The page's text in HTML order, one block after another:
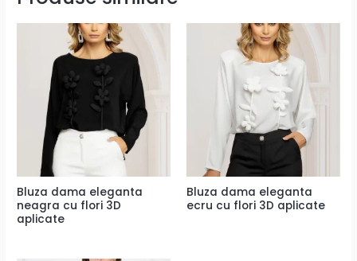
Bluza dama eleganta
neagra cu flori 3D
aplicate
Bluza dama eleganta
ecru cu flori 3D aplicate